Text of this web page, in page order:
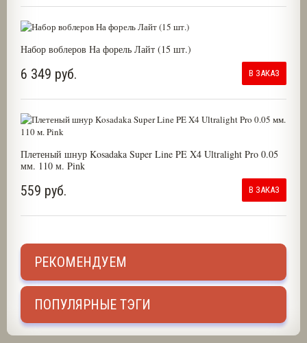
Набор воблеров На форель Лайт (15 шт.)
6 349 руб. В ЗАКАЗ
Плетеный шнур Kosadaka Super Line PE X4 Ultralight Pro 0.05
мм. 110 м. Pink
559 руб. В ЗАКАЗ
РЕКОМЕНДУЕМ
ПОПУЛЯРНЫЕ ТЭГИ